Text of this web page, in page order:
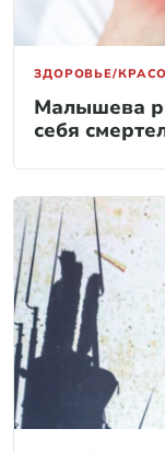
ЗДОРОВЬЕ/
Малышева
себя